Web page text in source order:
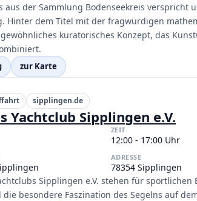
aus der Sammlung Bodenseekreis verspricht
Hinter dem Titel mit der fragwürdigen
kuratorisches Konzept, das
zur Karte
sipplingen.de
Yachtclub Sipplingen e.V.
ZEIT
12:00 - 17:00 Uhr
ADRESSE
78354 Sipplingen
Sipplingen e.V. stehen für sportlichen
besondere Faszination des Segelns auf